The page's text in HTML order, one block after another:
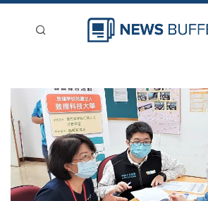
新聞稿分類
登入
刊登